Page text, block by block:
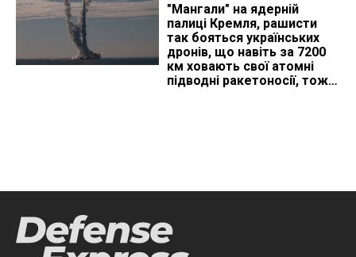
"Мангали" на ядерній
палиці Кремля, рашисти
так бояться українських
дронів, що навіть за 7200
км ховають свої атомні
підводні ракетоносії, тож